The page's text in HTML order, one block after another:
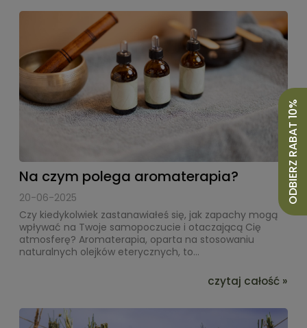
Na czym polega aromaterapia?
20-06-2025
Czy kiedykolwiek zastanawiałeś się, jak zapachy mogą
wpływać na Twoje samopoczucie i otaczającą Cię
atmosferę? Aromaterapia, oparta na stosowaniu
naturalnych olejków eterycznych, to...
czytaj całość »
ODBIERZ RABAT 10%